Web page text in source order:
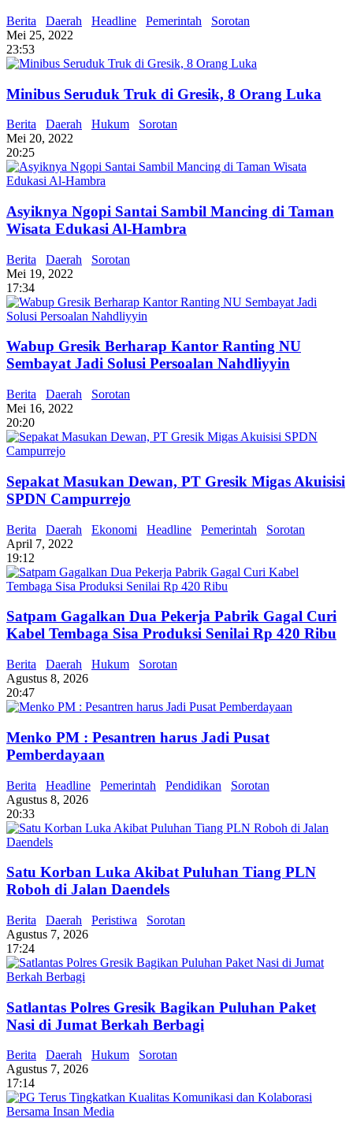
Berita Daerah Headline Pemerintah
Sorotan
Mei 25, 2022
23:53
Minibus Seruduk Truk di Gresik, 8 Orang Luka
Berita Daerah Hukum
Sorotan
Mei 20, 2022
20:25
Asyiknya Ngopi Santai Sambil Mancing di Taman
Wisata Edukasi Al-Hambra
Berita Daerah
Sorotan
Mei 19, 2022
17:34
Wabup Gresik Berharap Kantor Ranting NU
Sembayat Jadi Solusi Persoalan Nahdliyyin
Berita Daerah
Sorotan
Mei 16, 2022
20:20
Sepakat Masukan Dewan, PT Gresik Migas Akuisisi
SPDN Campurrejo
Berita Daerah Ekonomi Headline Pemerintah
Sorotan
April 7, 2022
19:12
Satpam Gagalkan Dua Pekerja Pabrik Gagal Curi
Kabel Tembaga Sisa Produksi Senilai Rp 420 Ribu
Berita Daerah Hukum
Sorotan
Agustus 8, 2026
20:47
Menko PM : Pesantren harus Jadi Pusat
Pemberdayaan
Berita Headline Pemerintah Pendidikan
Sorotan
Agustus 8, 2026
20:33
Satu Korban Luka Akibat Puluhan Tiang PLN
Roboh di Jalan Daendels
Berita Daerah Peristiwa
Sorotan
Agustus 7, 2026
17:24
Satlantas Polres Gresik Bagikan Puluhan Paket
Nasi di Jumat Berkah Berbagi
Berita Daerah Hukum
Sorotan
Agustus 7, 2026
17:14